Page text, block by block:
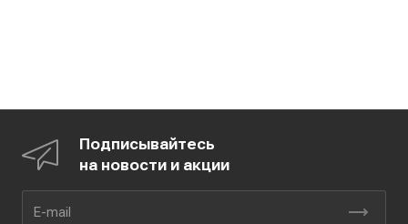
Подписывайтесь
на новости и акции